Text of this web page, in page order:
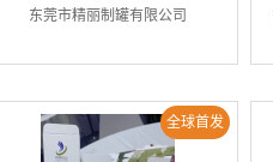
东莞市精丽制罐有限公司
全球首发